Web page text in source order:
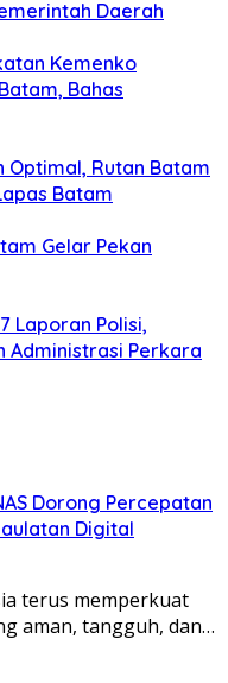
Daerah
Kemenko
Bahas
Optimal, Rutan Batam
Batam
Gelar Pekan
Laporan Polisi,
Administrasi Perkara
Dorong Percepatan
Digital
terus memperkuat
aman, tangguh, dan…